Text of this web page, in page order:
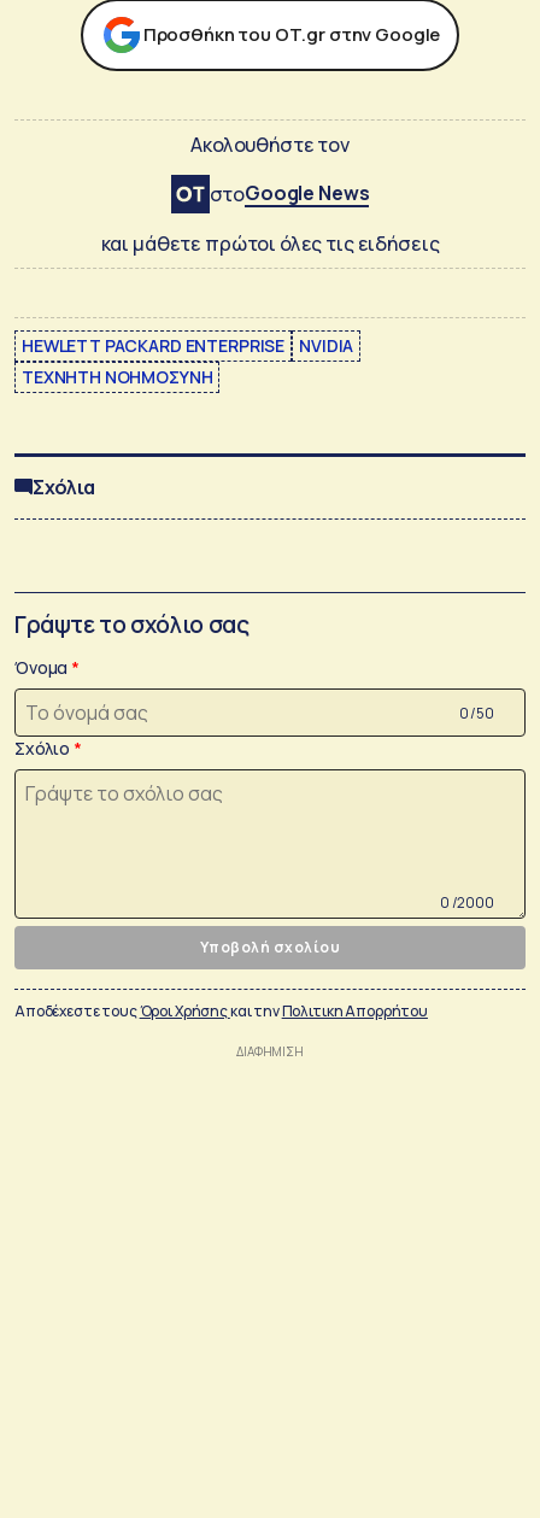
Προσθήκη του ΟΤ.gr στην Google
Ακολουθήστε τον
στοGoogle News
και μάθετε πρώτοι όλες τις ειδήσεις
HEWLETT PACKARD ENTERPRISE
NVIDIA
ΤΕΧΝΗΤΗ ΝΟΗΜΟΣΥΝΗ
Σχόλια
Γράψτε το σχόλιο σας
Όνομα
0 /50
Σχόλιο
0 /2000
Υποβολή σχολίου
Αποδέχεστε τουςΌροι Χρήσηςκαι τηνΠολιτικη Απορρήτου